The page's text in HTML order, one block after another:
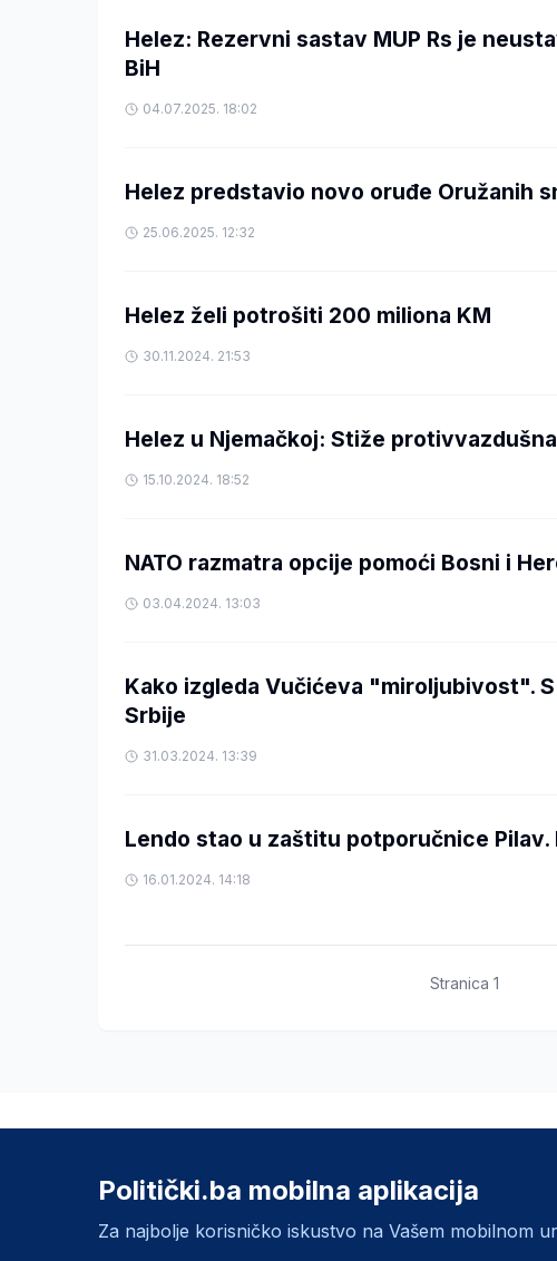
Helez: Rezervni sastav MUP Rs je
BiH
04.07.2025. 18:02
Helez predstavio novo oruđe Oružanih
25.06.2025. 12:32
Helez želi potrošiti 200 miliona KM
30.11.2024. 21:53
Helez u Njemačkoj: Stiže
15.10.2024. 18:52
NATO razmatra opcije pomoći Bosni i
03.04.2024. 13:03
Kako izgleda Vučićeva "miroljubivost".
Srbije
31.03.2024. 13:39
Lendo stao u zaštitu potporučnice Pilav.
16.01.2024. 14:18
Stranica 1
Politički.ba mobilna aplikacija
Za najbolje korisničko iskustvo na Vašem mobilnom